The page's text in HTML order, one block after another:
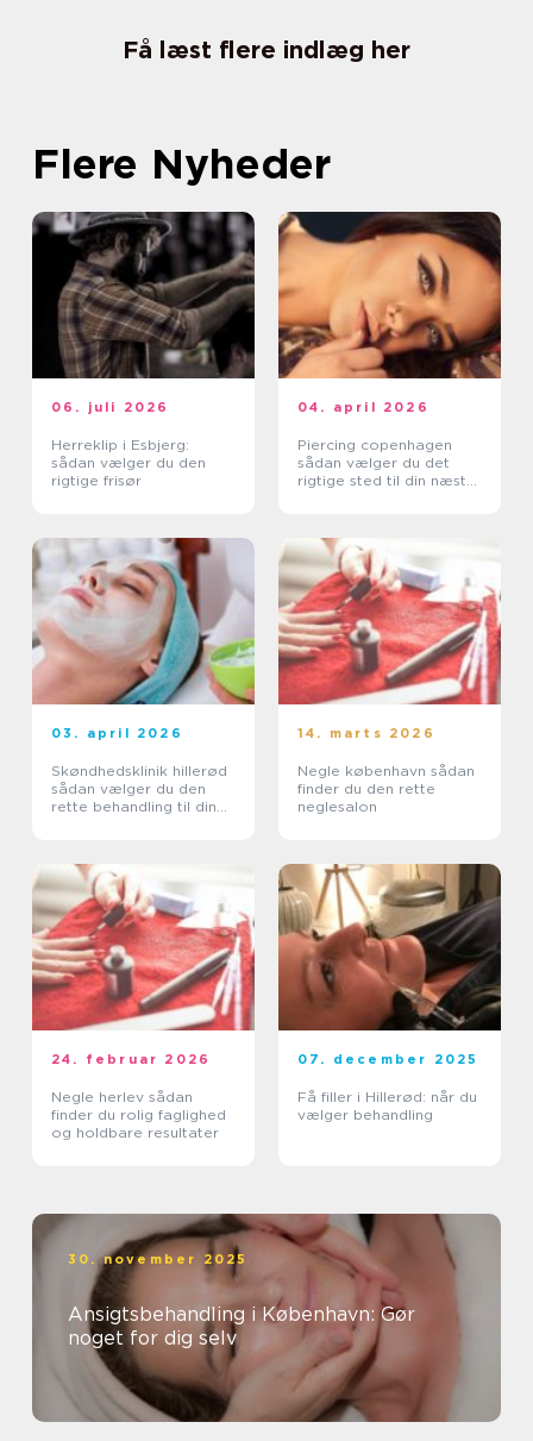
Få læst flere indlæg her
Flere Nyheder
06. juli 2026
Herreklip i Esbjerg:
sådan vælger du den
rigtige frisør
04. april 2026
Piercing copenhagen
sådan vælger du det
rigtige sted til din næste
03. april 2026
Skøndhedsklinik hillerød
sådan vælger du den
rette behandling til din
14. marts 2026
Negle københavn sådan
finder du den rette
neglesalon
24. februar 2026
Negle herlev sådan
finder du rolig faglighed
og holdbare resultater
07. december 2025
Få filler i Hillerød: når du
vælger behandling
30. november 2025
Ansigtsbehandling i København: Gør
noget for dig selv